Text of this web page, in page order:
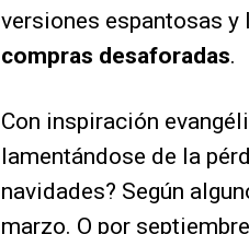
versiones espantosas
compras desaforadas.
Con inspiración
lamentándose de la
navidades? Según
marzo. O por